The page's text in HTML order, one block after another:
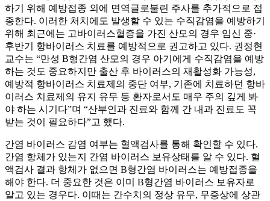
하기 위해 예방접종 외에 면역글로불린 주사를 추가적으로 접
종한다. 이러한 처치에도 발생할 수 있는 수직감염을 예방하기
위해 최근에는 고바이러스혈증을 가진 산모의 경우 임신 중·
후반기 항바이러스 치료를 예방적으로 권고하고 있다. 권정현
교수는 “만성 B형간염 산모의 경우 아기에게 수직감염을 예방
하는 것도 중요하지만 출산 후 바이러스의 재활성화 가능성,
예방적 항바이러스 치료제의 중단 여부, 기존에 치료하던 항바
이러스 치료제의 유지 유무 등 환자로서도 매우 주의 깊게 봐
야 하는 시기다”며 “산부인과 진료와 함께 간 내과 진료도 꼭
받는 것이 필요하다”고 했다.
간염 바이러스 감염 여부는 혈액검사를 통해 확인할 수 있다.
간염 항체가 있는지 간염 바이러스 보유상태를 알 수 있다. 혈
액검사 결과 항체가 없으면 B형간염 바이러스는 예방접종을
해야 한다. 더 중요한 것은 이미 B형간염 바이러스 보유자로
알고 있는 경우다. 이때는 간수치의 정상 유무, 무증상에 상관